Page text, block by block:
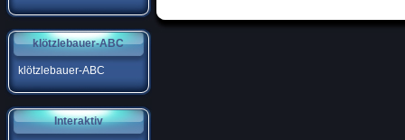
klötzlebauer-ABC
klötzlebauer-ABC
Interaktiv